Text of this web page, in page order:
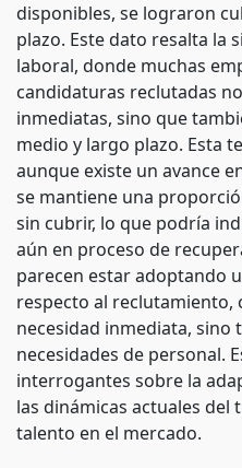
disponibles, se lograron
plazo. Este dato resalta la
laboral, donde muchas
candidaturas reclutadas
inmediatas, sino que
medio y largo plazo. Esta
aunque existe un avance
se mantiene una
sin cubrir, lo que podría
aún en proceso de
parecen estar adoptando
respecto al reclutamiento,
necesidad inmediata, sino
necesidades de personal.
interrogantes sobre la
las dinámicas actuales
talento en el mercado.